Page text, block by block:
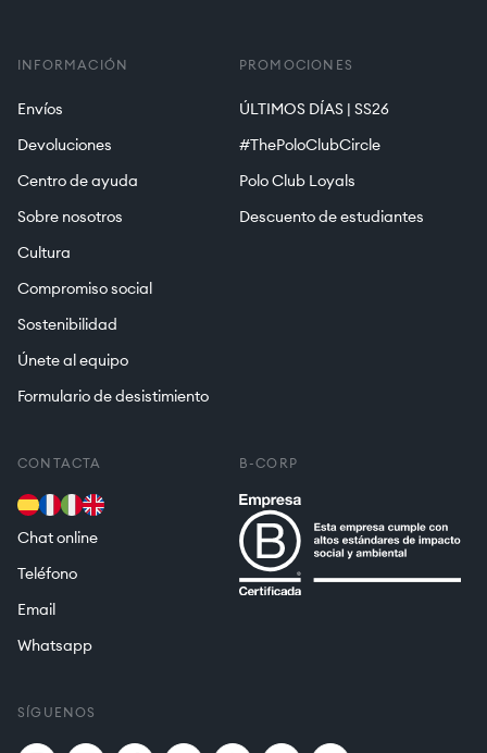
INFORMACIÓN
Envíos
Devoluciones
Centro de ayuda
Sobre nosotros
Cultura
Compromiso social
Sostenibilidad
Únete al equipo
Formulario de desistimiento
PROMOCIONES
ÚLTIMOS DÍAS | SS26
#ThePoloClubCircle
Polo Club Loyals
Descuento de estudiantes
CONTACTA
Chat online
Teléfono
Email
Whatsapp
B-CORP
SÍGUENOS